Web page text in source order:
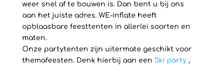
weer snel af te bouwen is. Dan bent u bij ons
aan het juiste adres. WE-inflate heeft
opblaasbare feesttenten in allerlei soorten en
maten.
Onze partytenten zijn uitermate geschikt voor
themafeesten. Denk hierbij aan een Ski party,